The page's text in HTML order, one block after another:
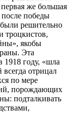
же большая
после победы
решительно
троцкистов,
якобы
Эта
году, «шла
отрицал
по мере
порождающих
подталкивать